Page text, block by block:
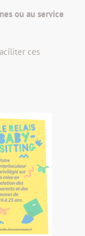
ou au service
ces